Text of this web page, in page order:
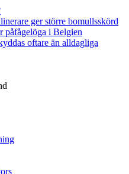
ger större bomullsskörd
påfågelöga i Belgien
oftare än alldagliga